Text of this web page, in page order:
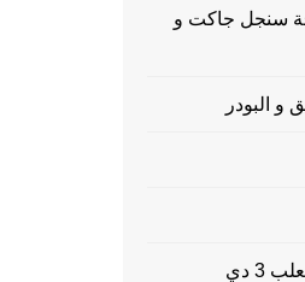
سنجل جاكت و
و البودر
3 دي